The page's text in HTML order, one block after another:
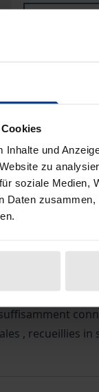
Inhalte und
zu
soziale Medien,
Daten
Delivery cost
selon
jusqu'au
, recueillies